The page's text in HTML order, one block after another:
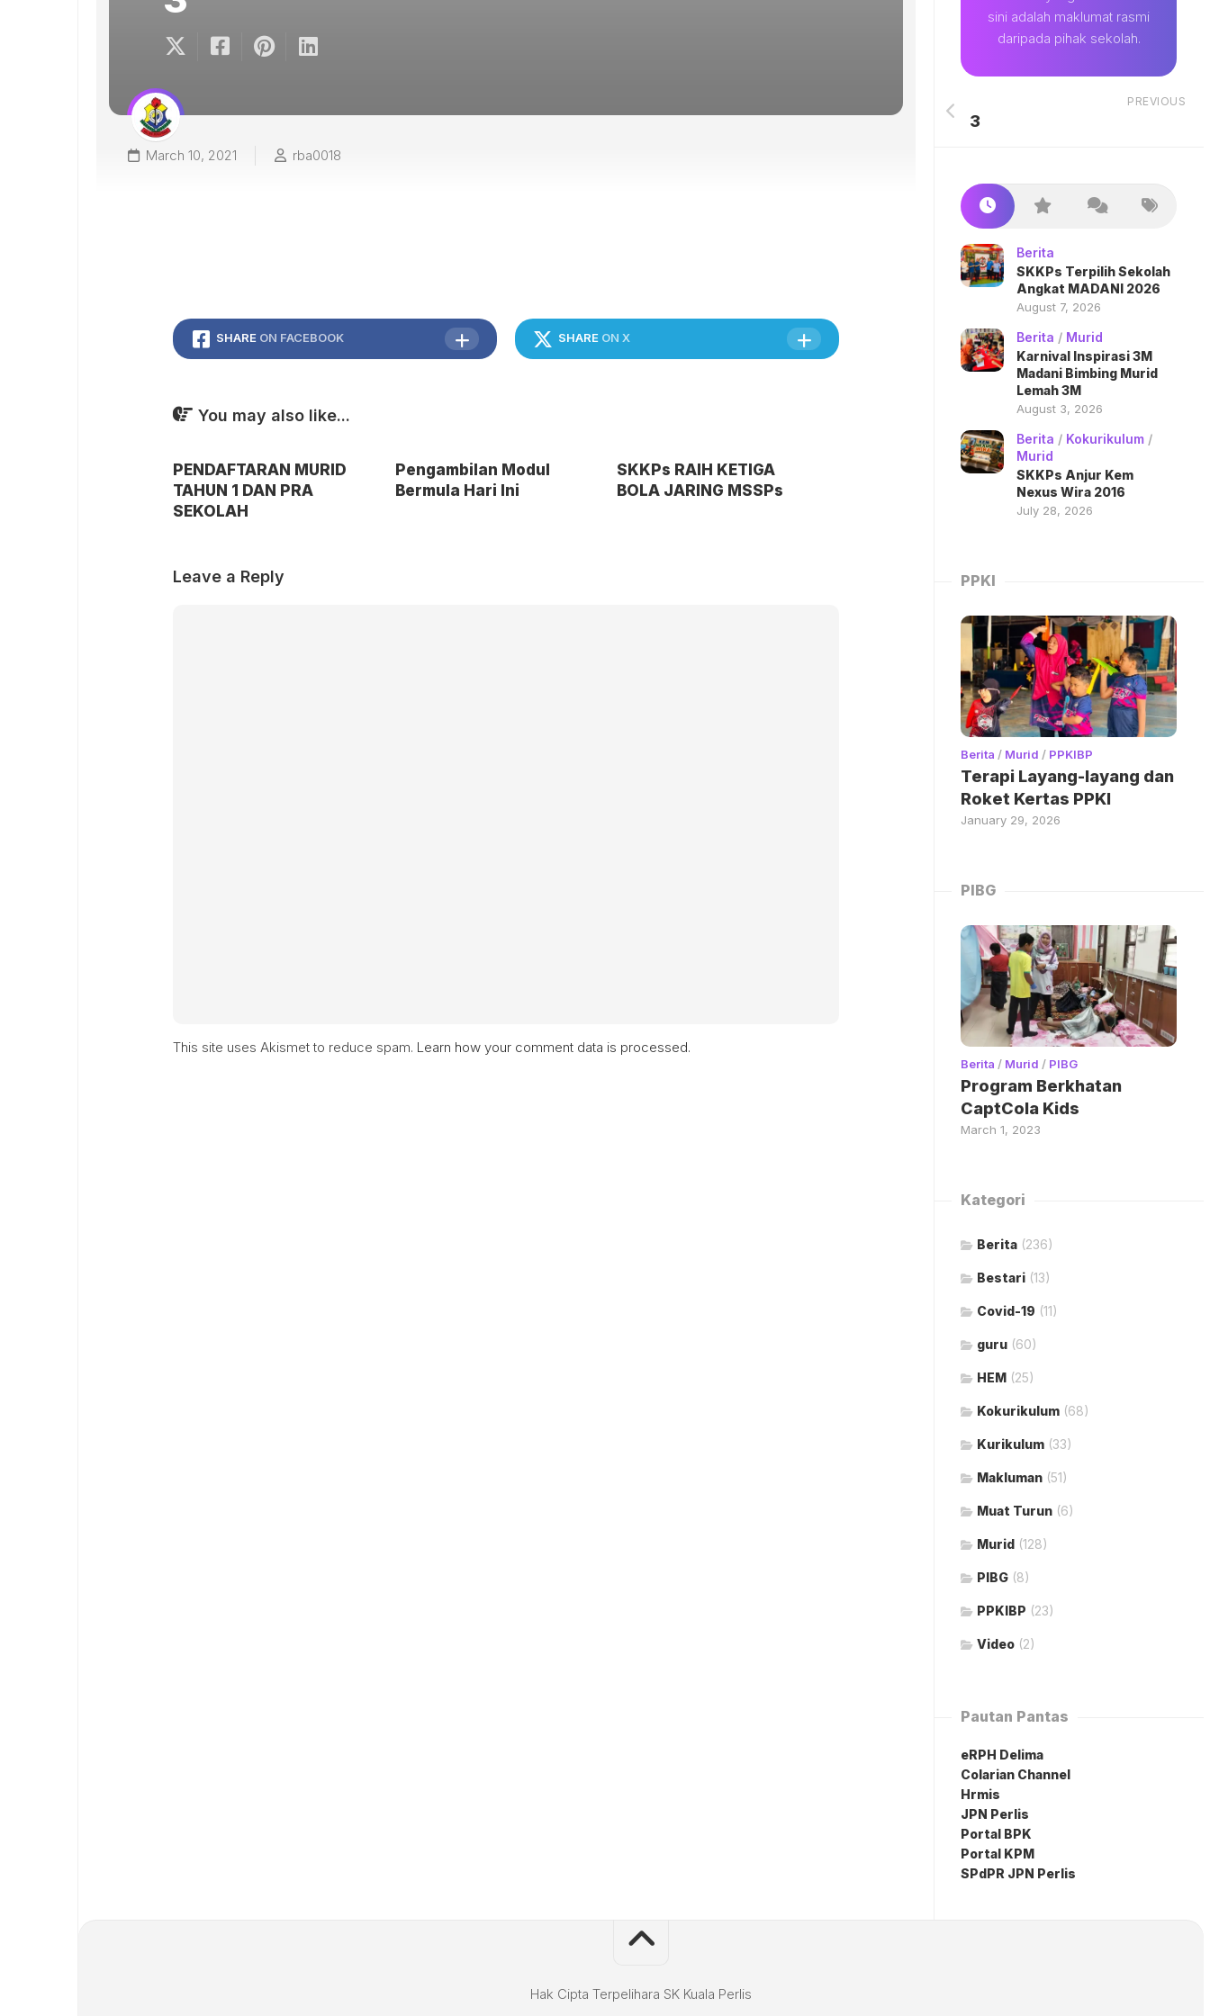
March 10, 2021 rba0018
SHARE ON FACEBOOK SHARE ON X
You may also like...
PENDAFTARAN MURID
TAHUN 1 DAN PRA
SEKOLAH
Pengambilan Modul
Bermula Hari Ini
SKKPs RAIH KETIGA
BOLA JARING MSSPs
Leave a Reply
This site uses Akismet to reduce spam. Learn how your comment data is processed.
sini adalah maklumat rasmi
daripada pihak sekolah.
PREVIOUS
3
Berita
SKKPs Terpilih Sekolah
Angkat MADANI 2026
August 7, 2026
Berita / Murid
Karnival Inspirasi 3M
Madani Bimbing Murid
Lemah 3M
August 3, 2026
Berita / Kokurikulum /
Murid
SKKPs Anjur Kem
Nexus Wira 2016
July 28, 2026
PPKI
Berita / Murid / PPKIBP
Terapi Layang-layang dan
Roket Kertas PPKI
January 29, 2026
PIBG
Berita / Murid / PIBG
Program Berkhatan
CaptCola Kids
March 1, 2023
Kategori
Berita (236)
Bestari (13)
Covid-19 (11)
guru (60)
HEM (25)
Kokurikulum (68)
Kurikulum (33)
Makluman (51)
Muat Turun (6)
Murid (128)
PIBG (8)
PPKIBP (23)
Video (2)
Pautan Pantas
eRPH Delima
Colarian Channel
Hrmis
JPN Perlis
Portal BPK
Portal KPM
SPdPR JPN Perlis
Hak Cipta Terpelihara SK Kuala Perlis